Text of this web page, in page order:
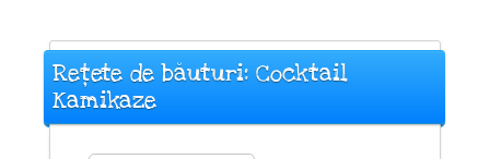
Rețete de băuturi: Cocktail
Kamikaze